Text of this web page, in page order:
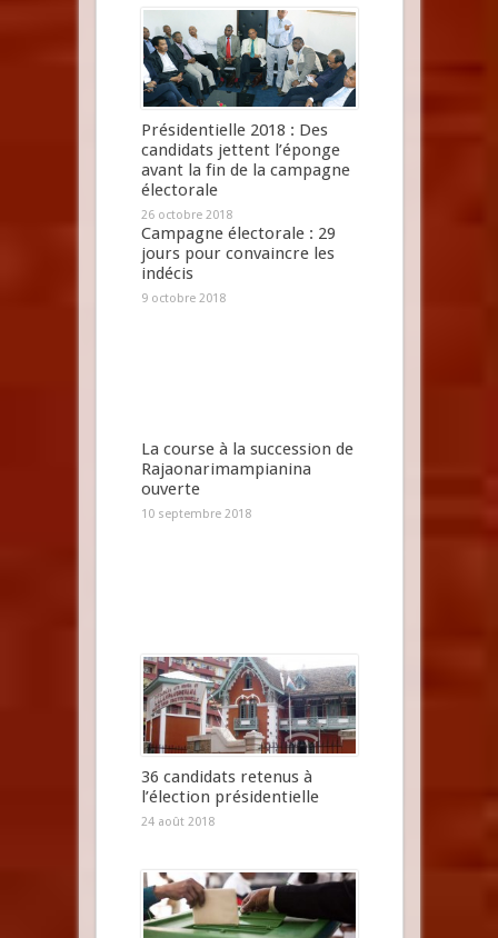
Présidentielle 2018 : Des
candidats jettent l’éponge
avant la fin de la campagne
électorale
26 octobre 2018
Campagne électorale : 29
jours pour convaincre les
indécis
9 octobre 2018
La course à la succession de
Rajaonarimampianina
ouverte
10 septembre 2018
36 candidats retenus à
l’élection présidentielle
24 août 2018